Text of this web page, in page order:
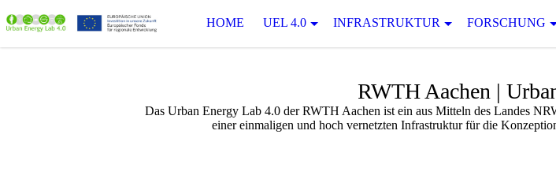
HOME UEL 4.0 INFRASTRUKTUR FORSCHUNG
RWTH Aachen |
Das Urban Energy Lab 4.0 der RWTH Aachen ist ein aus Mitteln des Landes
einer einmaligen und hoch vernetzten Infrastruktur für die